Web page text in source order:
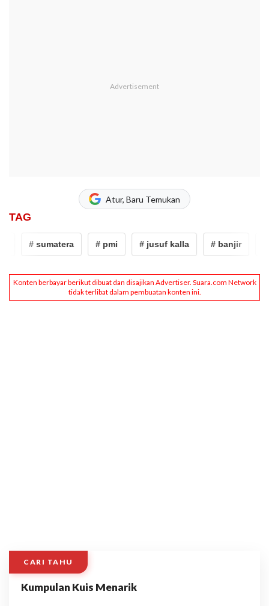
Atur, Baru Temukan
TAG
# sumatera # pmi # jusuf kalla # banjir
CARI TAHU
Kumpulan Kuis Menarik